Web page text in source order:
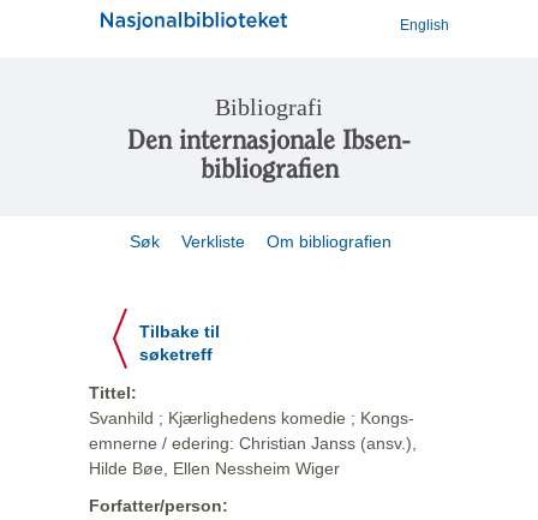
English
Bibliografi
Den internasjonale Ibsen-
bibliografien
Søk Verkliste Om bibliografien
Tilbake til
søketreff
Tittel:
Svanhild ; Kjærlighedens komedie ; Kongs-
emnerne / edering: Christian Janss (ansv.),
Hilde Bøe, Ellen Nessheim Wiger
Forfatter/person: